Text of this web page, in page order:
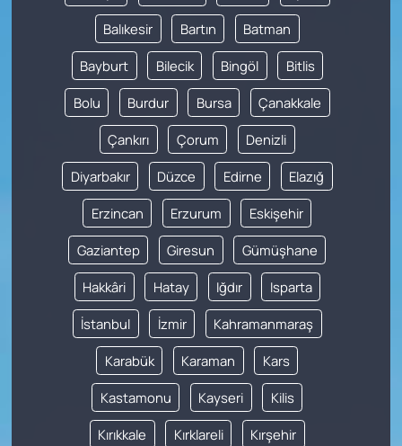
Balıkesir Bartın Batman
Bayburt Bilecik Bingöl Bitlis
Bolu Burdur Bursa Çanakkale
Çankırı Çorum Denizli
Diyarbakır Düzce Edirne Elazığ
Erzincan Erzurum Eskişehir
Gaziantep Giresun Gümüşhane
Hakkâri Hatay Iğdır Isparta
İstanbul İzmir Kahramanmaraş
Karabük Karaman Kars
Kastamonu Kayseri Kilis
Kırıkkale Kırklareli Kırşehir